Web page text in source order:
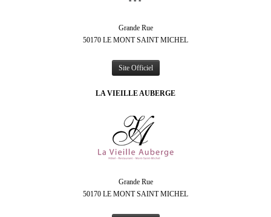
Grande Rue
50170 LE MONT SAINT MICHEL
Site Officiel
LA VIEILLE AUBERGE
Grande Rue
50170 LE MONT SAINT MICHEL